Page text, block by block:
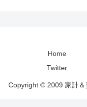
Home
Twitter
Copyright © 2009 家計＆